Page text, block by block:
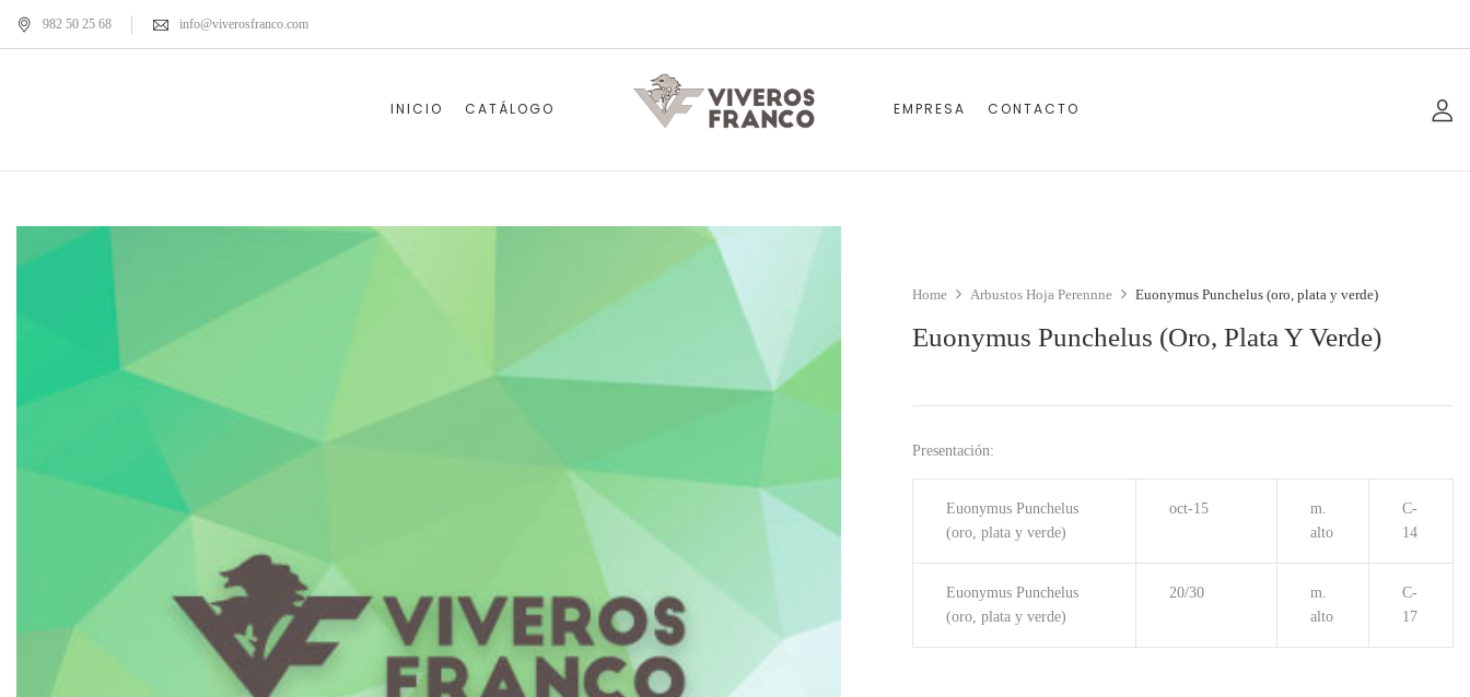
982 50 25 68 info@viverosfranco.com
INICIO CATÁLOGO EMPRESA CONTACTO
Home Arbustos Hoja Perennne Euonymus Punchelus (oro, plata y verde)
Euonymus Punchelus (oro, Plata Y Verde)
Presentación:
Euonymus Punchelus
(oro, plata y verde)
oct-15
m.
alto
C-
14
Euonymus Punchelus
(oro, plata y verde)
20/30
m.
alto
C-
17